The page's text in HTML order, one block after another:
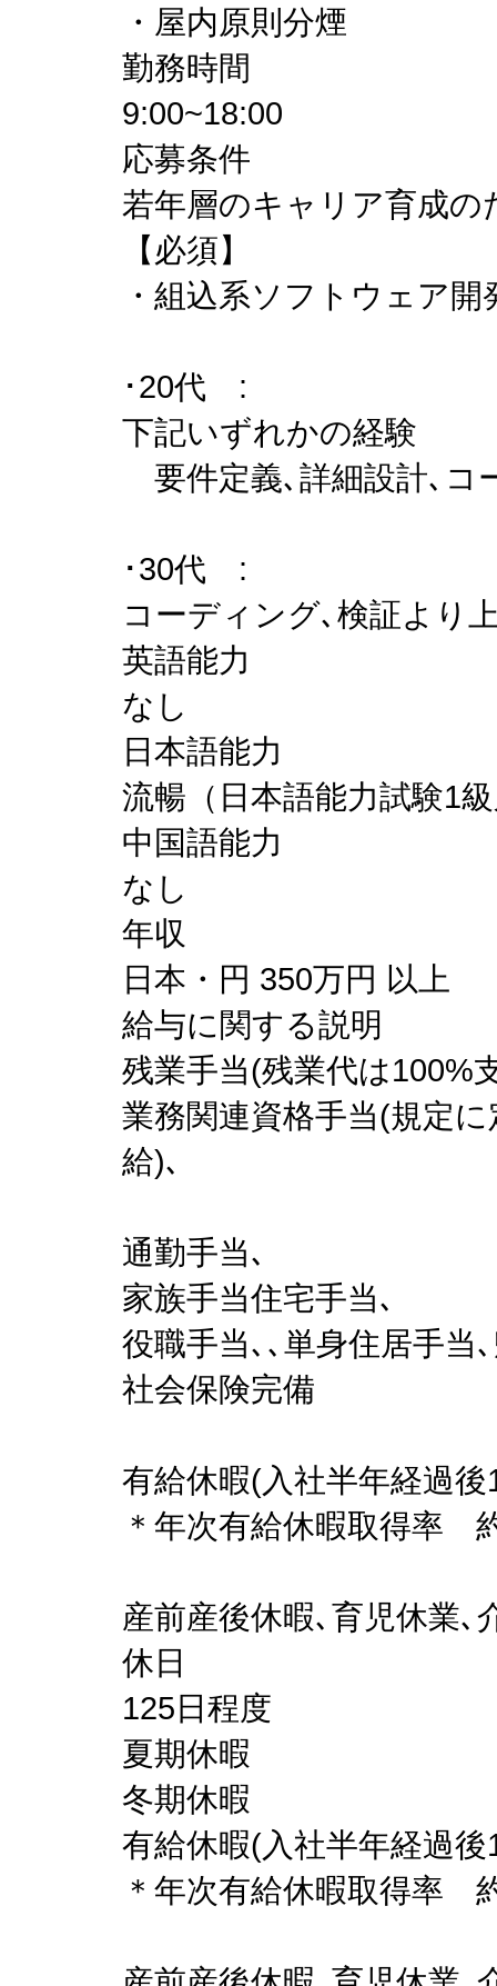
・屋内原則分煙
勤務時間
9:00~18:00
応募条件
若年層のキャリア育成の
【必須】
・組込系ソフトウェア
･20代 :
下記いずれかの経験
要件定義､詳細設計､コ
･30代 :
コーディング､検証より
英語能力
なし
日本語能力
流暢（日本語能力試験1
中国語能力
なし
年収
日本・円 350万円 以上
給与に関する説明
残業手当(残業代は100%
業務関連資格手当(規定
給)､
通勤手当､
家族手当住宅手当､
役職手当､､単身住居手当
社会保険完備
有給休暇(入社半年経過
＊年次有給休暇取得率
産前産後休暇､育児休業､
休日
125日程度
夏期休暇
冬期休暇
有給休暇(入社半年経過
＊年次有給休暇取得率